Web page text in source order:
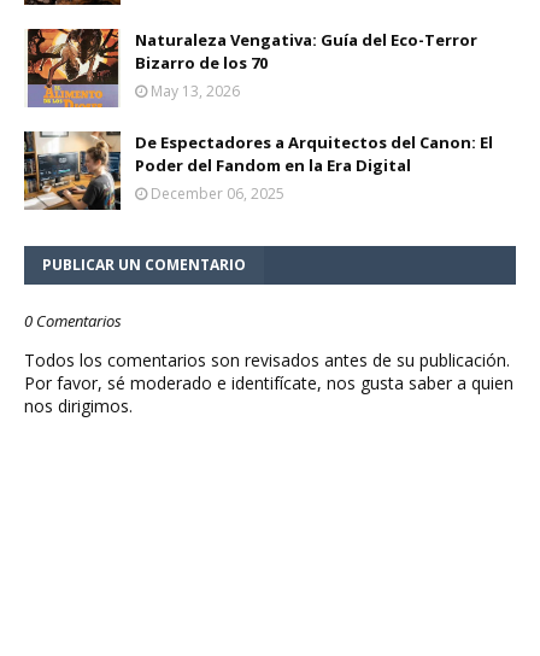
Naturaleza Vengativa: Guía del Eco-Terror
Bizarro de los 70
May 13, 2026
De Espectadores a Arquitectos del Canon: El
Poder del Fandom en la Era Digital
December 06, 2025
PUBLICAR UN COMENTARIO
0 Comentarios
Todos los comentarios son revisados antes de su publicación.
Por favor, sé moderado e identifícate, nos gusta saber a quien
nos dirigimos.